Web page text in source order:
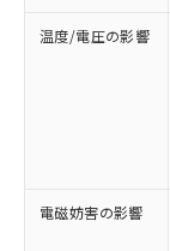
温度/電圧の影響
電磁妨害の影響